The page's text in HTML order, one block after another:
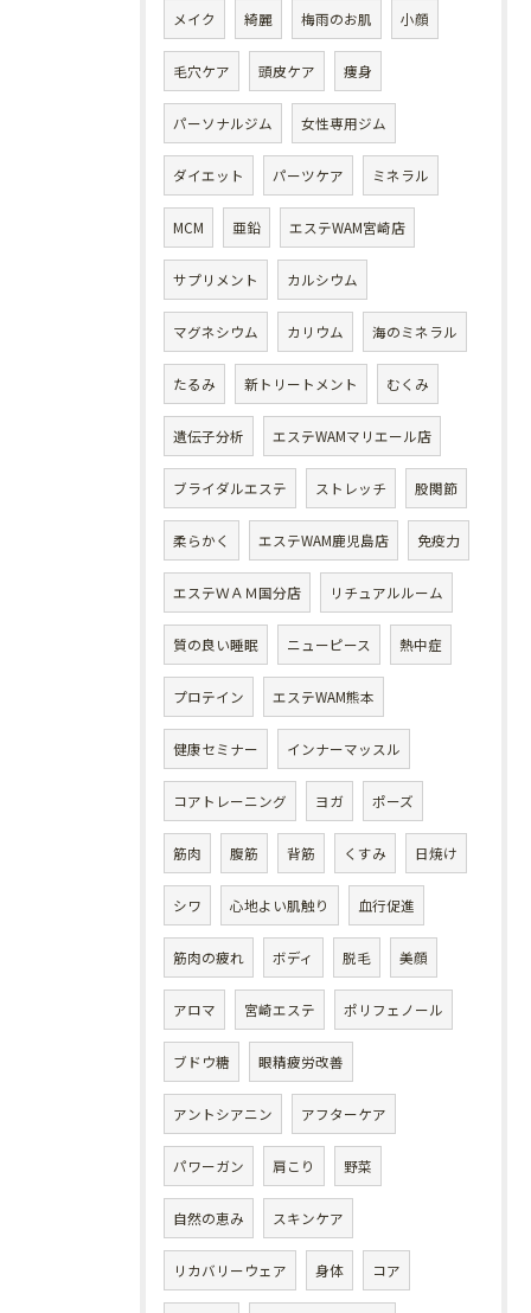
メイク 綺麗 梅雨のお肌 小顔
毛穴ケア 頭皮ケア 痩身
パーソナルジム 女性専用ジム
ダイエット パーツケア ミネラル
MCM 亜鉛 エステWAM宮崎店
サプリメント カルシウム
マグネシウム カリウム 海のミネラル
たるみ 新トリートメント むくみ
遺伝子分析 エステWAMマリエール店
ブライダルエステ ストレッチ 股関節
柔らかく エステWAM鹿児島店 免疫力
エステＷＡＭ国分店 リチュアルルーム
質の良い睡眠 ニューピース 熱中症
プロテイン エステWAM熊本
健康セミナー インナーマッスル
コアトレーニング ヨガ ポーズ
筋肉 腹筋 背筋 くすみ 日焼け
シワ 心地よい肌触り 血行促進
筋肉の疲れ ボディ 脱毛 美顔
アロマ 宮崎エステ ポリフェノール
ブドウ糖 眼精疲労改善
アントシアニン アフターケア
パワーガン 肩こり 野菜
自然の恵み スキンケア
リカバリーウェア 身体 コア